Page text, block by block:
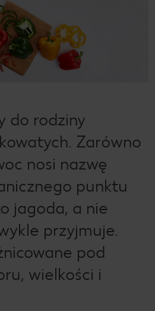
do rodziny
Zarówno
nosi nazwę
punktu
jagoda, a nie
przyjmuje.
pod
wielkości i